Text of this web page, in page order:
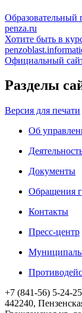
Образовательный
penza.ru
Хотите быть в
Официальный
Разделы
Версия для печати
Об
Документы
Обращения
Контакты
Пресс-центр
+7 (841-56) 5-24-25
442240,